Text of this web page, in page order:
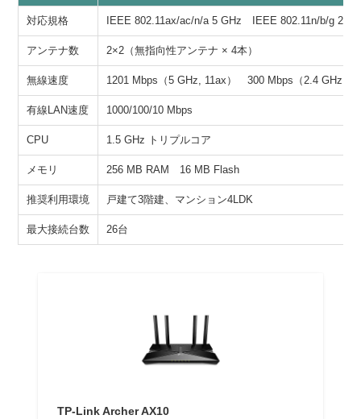
対応規格 IEEE 802.11ax/ac/n/a 5 GHz IEEE 802.11n/b/g 2.4
アンテナ数 2×2（無指向性アンテナ × 4本）
無線速度 1201 Mbps（5 GHz, 11ax） 300 Mbps（2.4 GHz,
有線LAN速度 1000/100/10 Mbps
CPU 1.5 GHz トリプルコア
メモリ 256 MB RAM 16 MB Flash
推奨利用環境 戸建て3階建、マンション4LDK
最大接続台数 26台
TP-Link Archer AX10